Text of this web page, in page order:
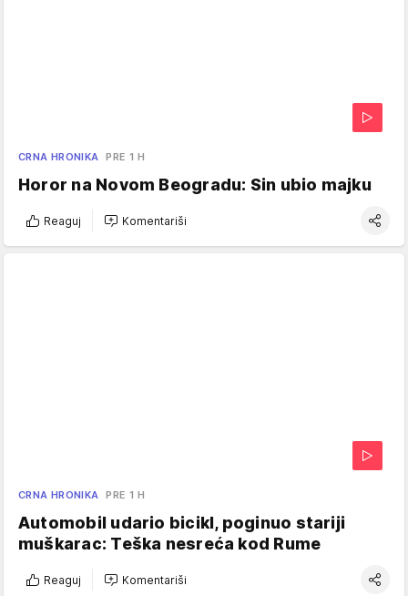
CRNA HRONIKA PRE 1 H
Horor na Novom Beogradu: Sin ubio majku
Reaguj Komentariši
CRNA HRONIKA PRE 1 H
Automobil udario bicikl, poginuo stariji
muškarac: Teška nesreća kod Rume
Reaguj Komentariši